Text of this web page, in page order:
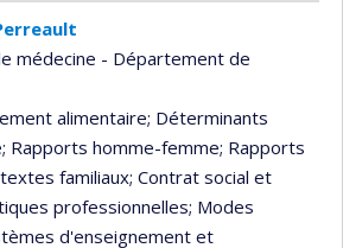
médecine - Département de
alimentaire; Déterminants
; Rapports homme-femme; Rapports
familiaux; Contrat social et
professionnelles; Modes
d'enseignement et